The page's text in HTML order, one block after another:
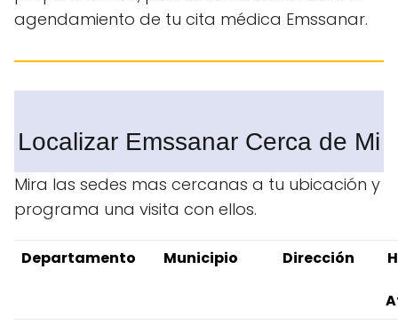
agendamiento de tu cita médica Emssanar.
Localizar Emssanar Cerca de Mi
Mira las sedes mas cercanas a tu ubicación y
programa una visita con ellos.
Departamento Municipio Dirección